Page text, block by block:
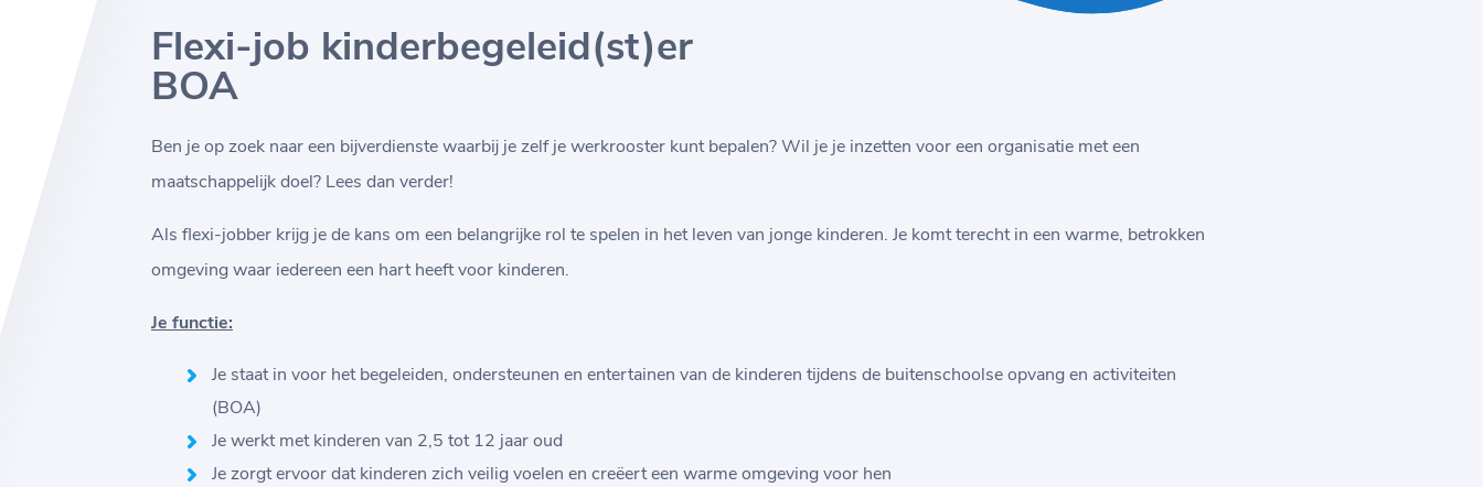
Flexi-job kinderbegeleid(st)er
BOA
Ben je op zoek naar een bijverdienste waarbij je zelf je werkrooster kunt bepalen? Wil je je inzetten voor een organisatie met een
maatschappelijk doel? Lees dan verder!
Als flexi-jobber krijg je de kans om een belangrijke rol te spelen in het leven van jonge kinderen. Je komt terecht in een warme, betrokken
omgeving waar iedereen een hart heeft voor kinderen.
Je functie:
Je staat in voor het begeleiden, ondersteunen en entertainen van de kinderen tijdens de buitenschoolse opvang en activiteiten
(BOA)
Je werkt met kinderen van 2,5 tot 12 jaar oud
Je zorgt ervoor dat kinderen zich veilig voelen en creëert een warme omgeving voor hen